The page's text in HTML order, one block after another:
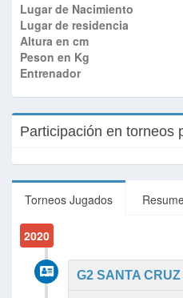
Lugar de Nacimiento
Lugar de residencia
Altura en cm
Peson en Kg
Entrenador
Participación en torneos
Torneos Jugados
2020
G2 SANTA CRUZ